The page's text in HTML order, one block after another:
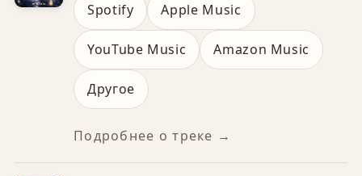
Spotify Apple Music
YouTube Music Amazon Music
Другое
Подробнее о треке →